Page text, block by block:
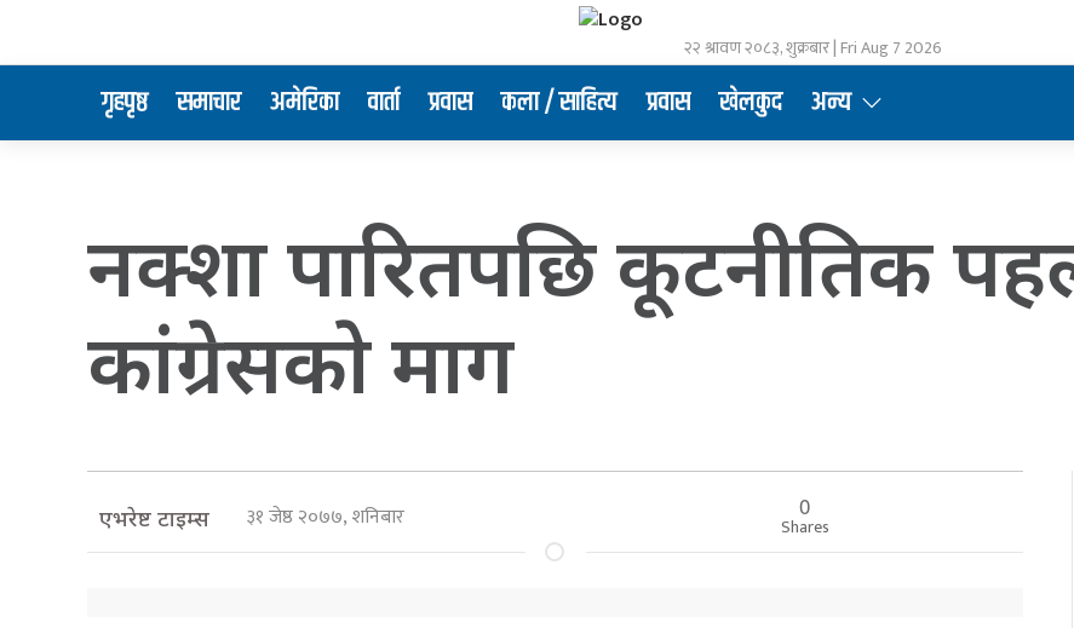
२२ श्रावण २०८३, शुक्रबार | Fri Aug 7 2026
गृहपृष्ठ समाचार अमेरिका वार्ता प्रवास कला / साहित्य प्रवास खेलकुद अन्य
नक्शा पारितपछि कूटनीतिक पहल
कांग्रेसकाे माग
एभरेष्ट टाइम्स ३१ जेष्ठ २०७७, शनिबार 0
Shares